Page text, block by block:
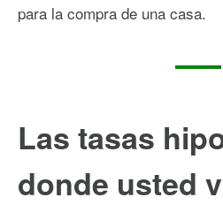
para la compra de una casa.
Las tasas
donde usted